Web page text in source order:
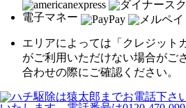
電子マネー
エリアによっては「クレジット
がご利用いただけない場合がご
合わせの際にご確認ください。